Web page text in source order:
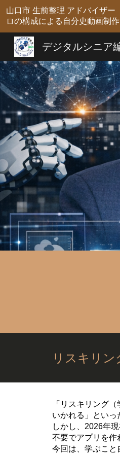
山口市 生前整理 アドバイザ
ロの構成による自分史動画制
デジタルシニア
リスキリ
「リスキリング
いかれる」といっ
しかし、2026年
不要でアプリを作
今回は、学ぶこと